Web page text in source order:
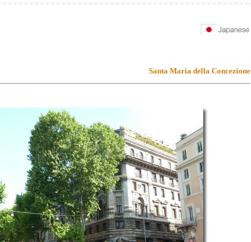
Santa Maria della Concezione